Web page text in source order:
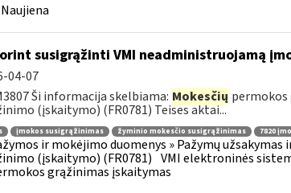
Naujiena
susigrąžinti VMI neadministruojamą
04-07
Ši informacija skelbiama: Mokesčių permokos
(įskaitymo) (FR0781) Teises aktai...
įmokos susigrąžinimas žyminio mokesčio susigrąžinimas 7820
ir mokėjimo duomenys » Pažymų užsakymas
(įskaitymo) (FR0781) VMI elektroninės
grąžinimas įskaitymas